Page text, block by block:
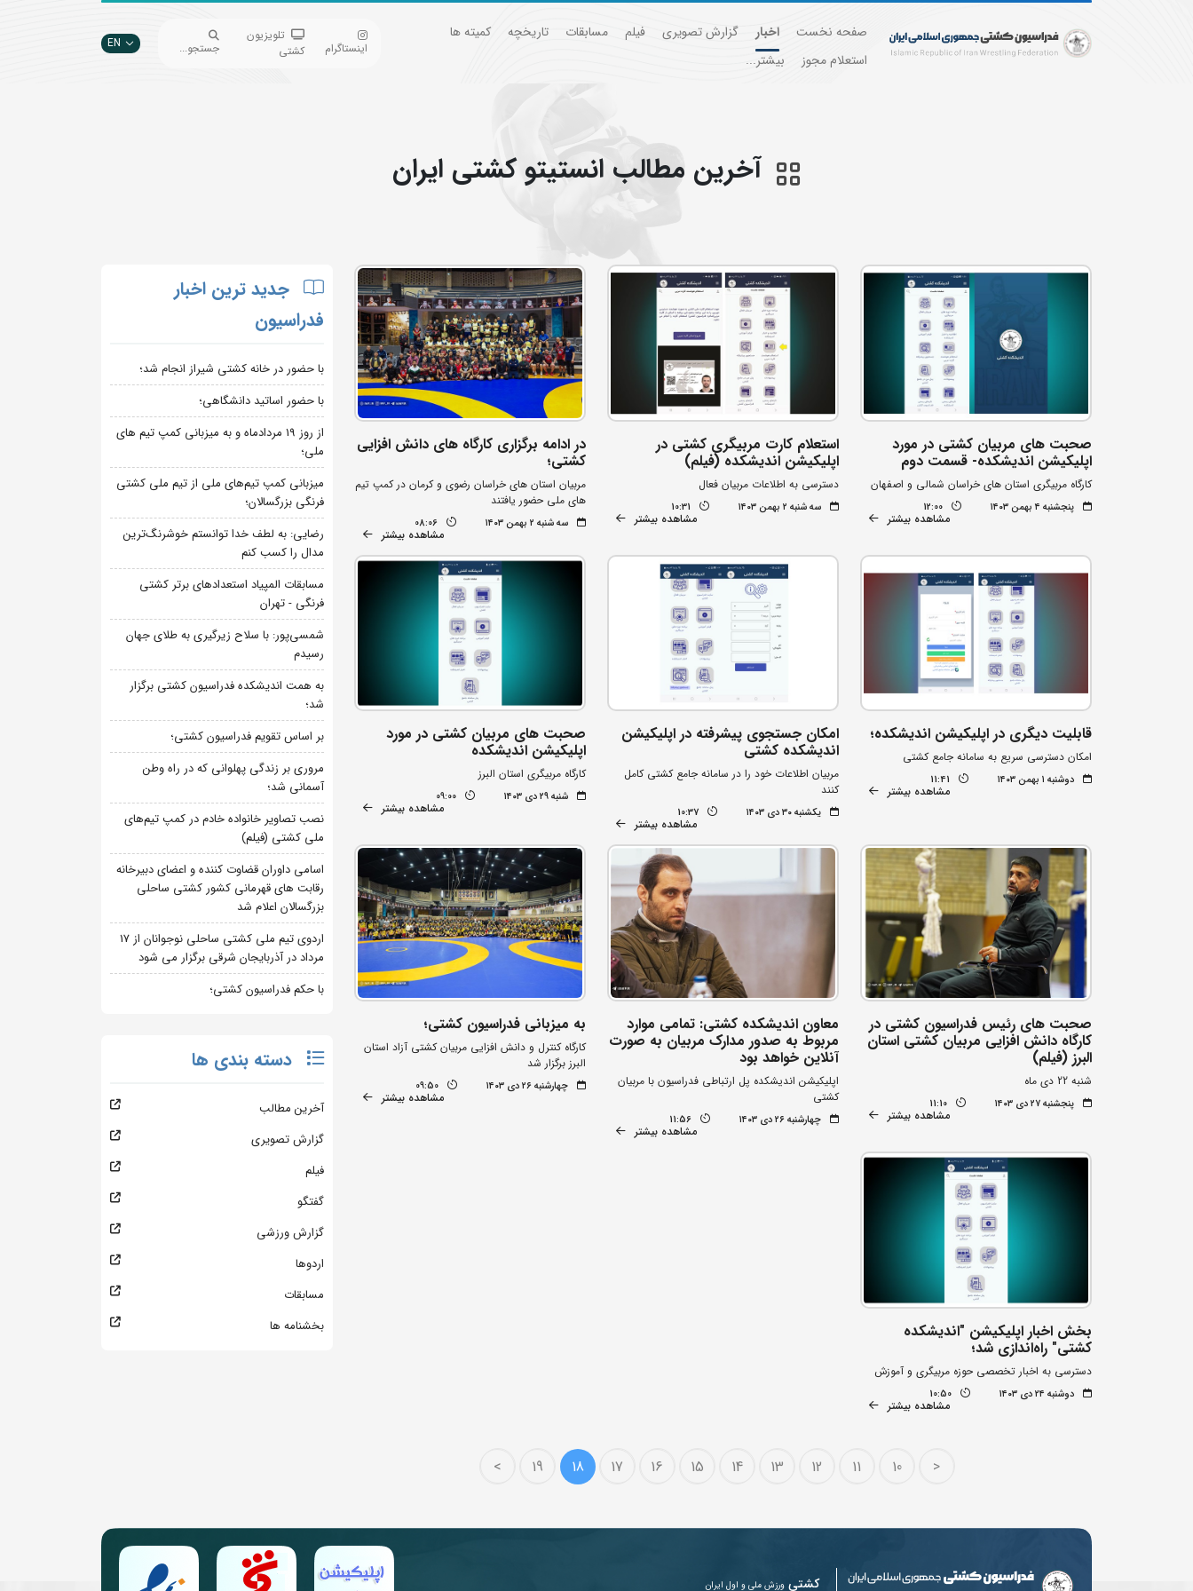
صفحه نخست اخبار گزارش تصویری فیلم مسابقات تاریخچه
کمیته ها
استعلام مجوز
بیشتر...
اینستاگرام
تلویزیون
کشتی
جستجو... EN
آخرین مطالب انستيتو كشتي ايران
صحبت های مربیان کشتی در مورد
اپلیکیشن اندیشکده- قسمت دوم
کارگاه مربیگری استان های خراسان شمالی و اصفهان
پنجشنبه ۴ بهمن ۱۴۰۳ 12:00
مشاهده بیشتر
استعلام کارت مربیگری کشتی در
اپلیکیشن اندیشکده (فیلم)
دسترسی به اطلاعات مربیان فعال
سه شنبه ۲ بهمن ۱۴۰۳ 10:31
مشاهده بیشتر
در ادامه برگزاری کارگاه های دانش افزایی
کشتی؛
مربیان استان های خراسان رضوی و کرمان در کمپ تیم
های ملی حضور یافتند
سه شنبه ۲ بهمن ۱۴۰۳ 08:06
مشاهده بیشتر
قابلیت دیگری در اپلیکیشن اندیشکده؛
امکان دسترسی سریع به سامانه جامع کشتی
دوشنبه ۱ بهمن ۱۴۰۳ 11:41
مشاهده بیشتر
امکان جستجوی پیشرفته در اپلیکیشن
اندیشکده کشتی
مربیان اطلاعات خود را در سامانه جامع کشتی کامل
کنند
یکشنبه ۳۰ دی ۱۴۰۳ 10:37
مشاهده بیشتر
صحبت های مربیان کشتی در مورد
اپلیکیشن اندیشکده
کارگاه مربیگری استان البرز
شنبه ۲۹ دی ۱۴۰۳ 09:00
مشاهده بیشتر
صحبت های رئیس فدراسیون کشتی در
کارگاه دانش افزایی مربیان کشتی استان
البرز (فیلم)
شنبه 22 دی ماه
پنجشنبه ۲۷ دی ۱۴۰۳ 11:10
مشاهده بیشتر
معاون اندیشکده کشتی: تمامی موارد
مربوط به صدور مدارک مربیان به صورت
آنلاین خواهد بود
اپلیکیشن اندیشکده پل ارتباطی فدراسیون با مربیان
کشتی
چهارشنبه ۲۶ دی ۱۴۰۳ 11:56
مشاهده بیشتر
به میزبانی فدراسیون کشتی؛
کارگاه کنترل و دانش افزایی مربیان کشتی آزاد استان
البرز برگزار شد
چهارشنبه ۲۶ دی ۱۴۰۳ 09:50
مشاهده بیشتر
بخش اخبار اپلیکیشن "اندیشکده
کشتی" راه‌اندازی شد؛
دسترسی به اخبار تخصصی حوزه مربیگری و آموزش
دوشنبه ۲۴ دی ۱۴۰۳ 10:50
مشاهده بیشتر
<
10
11
12
13
14
15
16
17
18
19
>
جدید ترین اخبار
فدراسیون
با حضور در خانه کشتی شیراز انجام شد؛
با حضور اساتید دانشگاهی؛
از روز 19 مردادماه و به میزبانی کمپ تیم های
ملی؛
میزبانی کمپ تیم‌های ملی از تیم ملی کشتی
فرنگی بزرگسالان؛
رضایی: به لطف خدا توانستم خوشرنگ‌ترین
مدال را کسب کنم
مسابقات المپیاد استعدادهای برتر کشتی
فرنگی - تهران
شمسی‌پور: با سلاح زیرگیری به طلای جهان
رسیدم
به همت اندیشکده فدراسیون کشتی برگزار
شد؛
بر اساس تقویم فدراسیون کشتی؛
مروری بر زندگی پهلوانی که در راه وطن
آسمانی شد؛
نصب تصاویر خانواده خادم در کمپ تیم‌های
ملی کشتی (فیلم)
اسامی داوران قضاوت کننده و اعضای دبیرخانه
رقابت های قهرمانی کشور کشتی ساحلی
بزرگسالان اعلام شد
اردوی تیم ملی کشتی ساحلی نوجوانان از 17
مرداد در آذربایجان شرقی برگزار می شود
با حکم فدراسیون کشتی؛
دسته بندی ها
آخرین مطالب
گزارش تصویری
فیلم
گفتگو
گزارش ورزشی
اردوها
مسابقات
بخشنامه ها
کشتی ورزش ملی و اول ایران